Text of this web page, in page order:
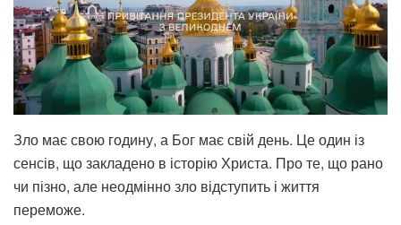
Зло має свою годину, а Бог має свій день. Це один із
сенсів, що закладено в історію Христа. Про те, що рано
чи пізно, але неодмінно зло відступить і життя
переможе.